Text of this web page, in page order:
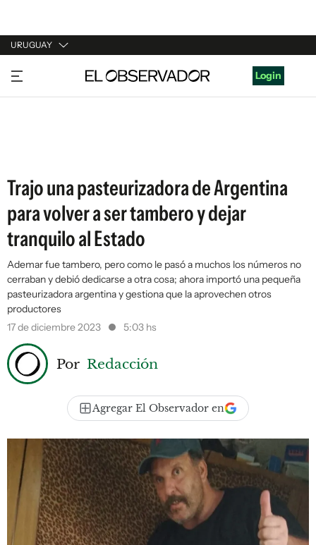
URUGUAY
URUGUAY
ARGENTINA
Login
Trajo una pasteurizadora de Argentina
para volver a ser tambero y dejar
tranquilo al Estado
Ademar fue tambero, pero como le pasó a muchos los números no
cerraban y debió dedicarse a otra cosa; ahora importó una pequeña
pasteurizadora argentina y gestiona que la aprovechen otros
productores
17 de diciembre 2023
5:03 hs
Por Redacción
Agregar El Observador en